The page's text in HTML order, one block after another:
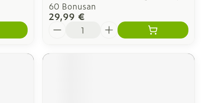
60 Bonusan
29,99 €
Quantité